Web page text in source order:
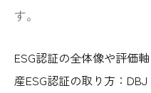
す。
ESG認証の全体像や評価
産ESG認証の取り方：